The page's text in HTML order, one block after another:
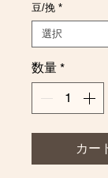
豆/挽 *
数量 *
カー